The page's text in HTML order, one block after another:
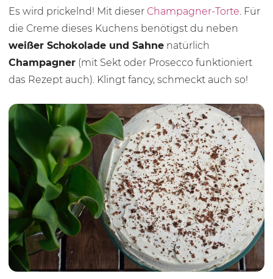
Es wird prickelnd! Mit dieser Champagner-Torte . Für
die Creme dieses Kuchens benötigst du neben
weißer Schokolade und Sahne natürlich
Champagner (mit Sekt oder Prosecco funktioniert
das Rezept auch). Klingt fancy, schmeckt auch so!